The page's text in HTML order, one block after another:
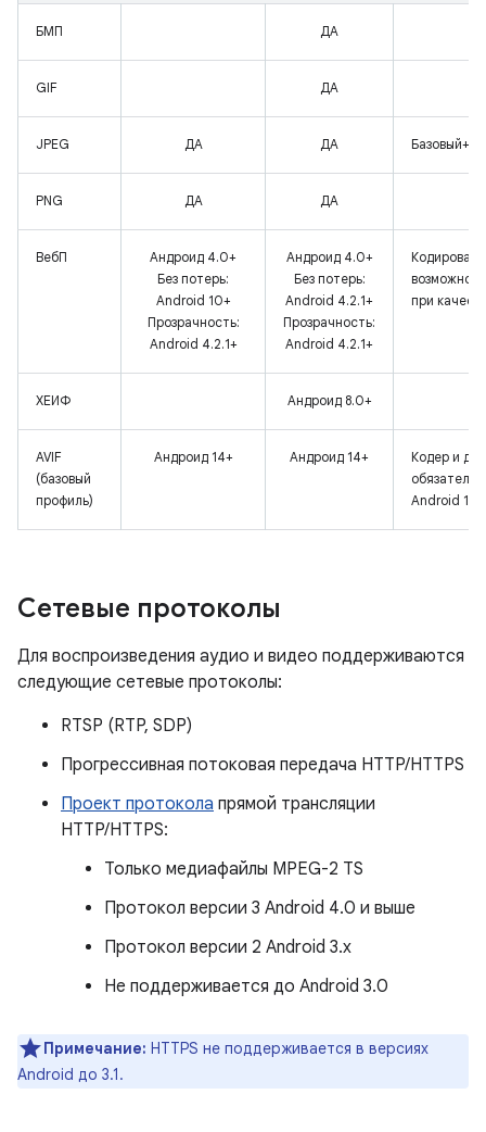
БМП ДА
GIF ДА
JPEG ДА ДА
PNG ДА ДА
ВебП
Андроид 4.0+
Без потерь:
Android 10+
Прозрачность:
Android 4.2.1+
Андроид 4.0+
Без потерь:
Android 4.2.1+
Прозрачность:
Android 4.2.1+
возможно
при
ХЕИФ Андроид 8.0+
AVIF
(базовый
профиль)
Андроид 14+ Андроид 14+
Кодер и
Android 14.
Сетевые протоколы
Для воспроизведения аудио и видео поддерживаются
следующие сетевые протоколы:
RTSP (RTP, SDP)
Прогрессивная потоковая передача HTTP/HTTPS
Проект протокола прямой трансляции
HTTP/HTTPS:
Только медиафайлы MPEG-2 TS
Протокол версии 3 Android 4.0 и выше
Протокол версии 2 Android 3.x
Не поддерживается до Android 3.0
Примечание: HTTPS не поддерживается в версиях
Android до 3.1.